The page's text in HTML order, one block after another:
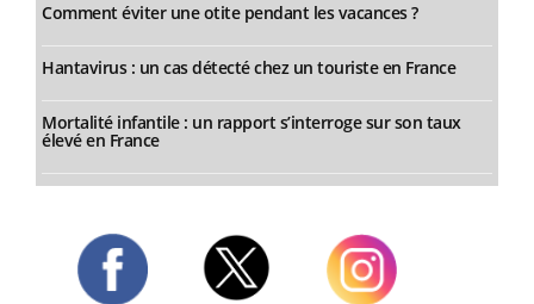
Comment éviter une otite pendant les vacances ?
Hantavirus : un cas détecté chez un touriste en France
Mortalité infantile : un rapport s’interroge sur son taux
élevé en France